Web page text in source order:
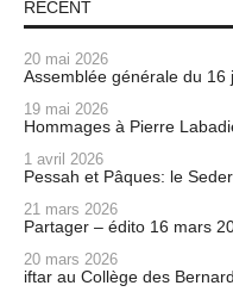
RÉCENT
20 mai 2026
Assemblée générale du
19 mai 2026
Hommages à Pierre
1 avril 2026
Pessah et Pâques: le
21 mars 2026
Partager – édito 16 mars
20 mars 2026
iftar au Collège des